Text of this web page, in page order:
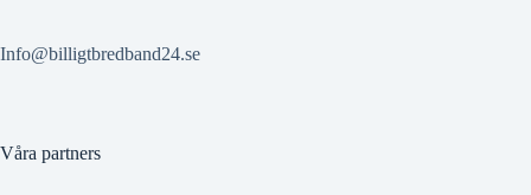
Info@billigtbredband24.se
Våra partners